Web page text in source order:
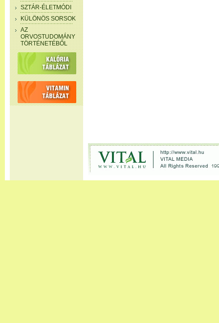
SZTÁR-ÉLETMÓDI
KÜLÖNÖS SORSOK
AZ
ORVOSTUDOMÁNY
TÖRTÉNETÉBŐL